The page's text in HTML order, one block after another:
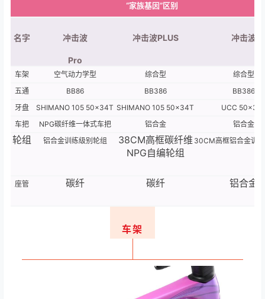
“家族基因”区别
名字 冲击波
Pro
冲击波PLUS 冲击波
车架 空气动力学型 综合型
综合型
五通
BB86 BB386
BB386
牙盘
SHIMANO 105 50x34T SHIMANO 105 50x34T
UCC
车把
NPG碳纤维一体式车把 铝合金 铝合金
轮组 铝合金训练级别轮组
38CM高框碳纤维
NPG自编轮组
30CM高框铝合金训
座管 碳纤 碳纤 铝合金
车架